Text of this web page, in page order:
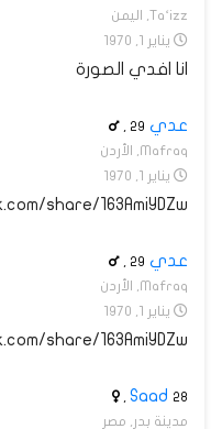
Ta‘izz, اليمن
يناير 1, 1970
انا افدي الصورة
عدي 29
Mafraq, الأردن
يناير 1, 1970
share/163AmiYDZw/
عدي 29
Mafraq, الأردن
يناير 1, 1970
share/163AmiYDZw/
Saad 28
مدينة بدر, مصر